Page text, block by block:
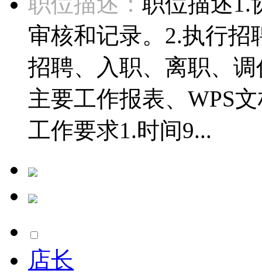
审核和记录。2.执行
招聘、入职、离职、
主要工作报表、WPS
工作要求1.时间9...
店长